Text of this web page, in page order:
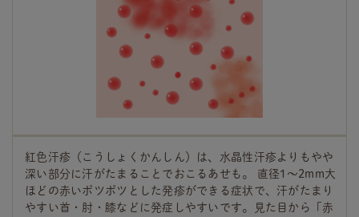
紅色汗疹（こうしょくかんしん）は、水晶性汗疹よりもやや
深い部分に汗がたまることでおこるあせも。 直径1～2mm大
ほどの赤いポツポツとした発疹ができる症状で、汗がたまり
やすい首・肘・膝などに発症しやすいです。見た目から「赤